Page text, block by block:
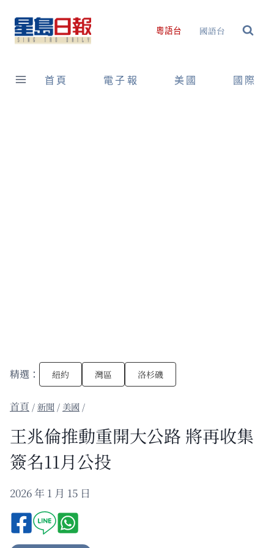
content
粵語台 國語台
首頁 電子報 美國 國際
精選： 紐約 灣區 洛杉磯
/新聞 / 美國 /
王兆倫推動重開大公路 將再收集
簽名11月公投
2026 年 1 月 15 日